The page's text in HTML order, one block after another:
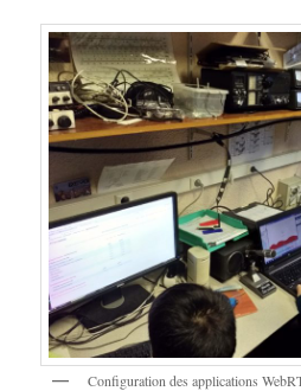
Configuration des applications